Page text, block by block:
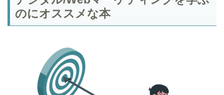
のにオススメな本